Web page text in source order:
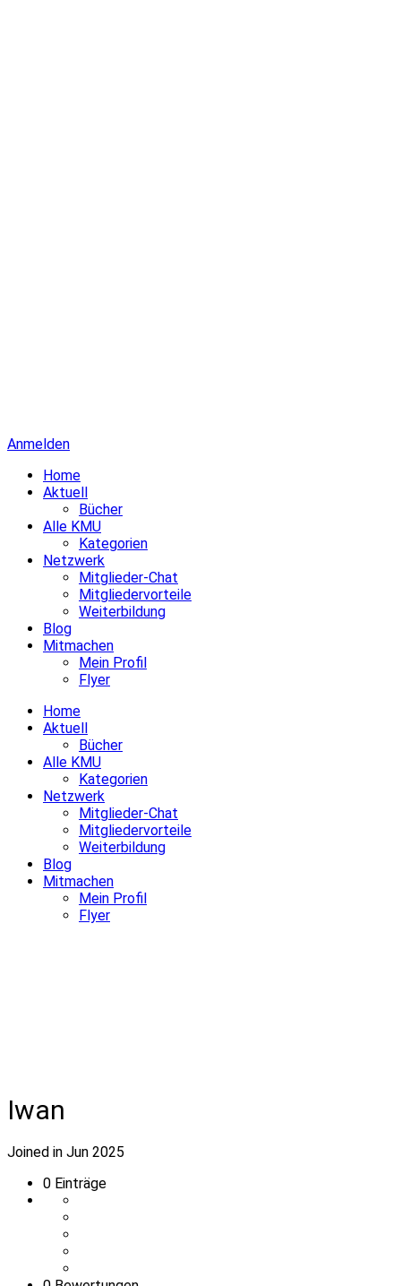
Anmelden
Home
Aktuell
Bücher
Alle KMU
Kategorien
Netzwerk
Mitglieder-Chat
Mitgliedervorteile
Weiterbildung
Blog
Mitmachen
Mein Profil
Flyer
Home
Aktuell
Bücher
Alle KMU
Kategorien
Netzwerk
Mitglieder-Chat
Mitgliedervorteile
Weiterbildung
Blog
Mitmachen
Mein Profil
Flyer
Iwan
Joined in Jun 2025
0 Einträge